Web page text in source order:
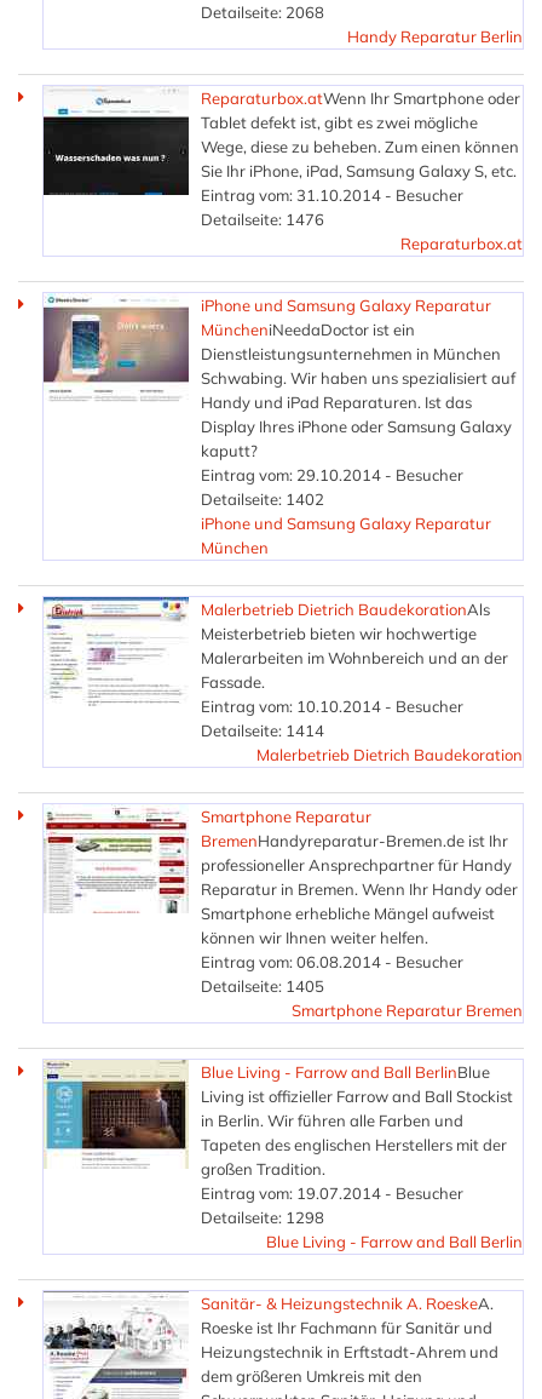
Detailseite: 2068
Handy Reparatur Berlin
Reparaturbox.atWenn Ihr Smartphone oder
Tablet defekt ist, gibt es zwei mögliche
Wege, diese zu beheben. Zum einen können
Sie Ihr iPhone, iPad, Samsung Galaxy S, etc.
Eintrag vom: 31.10.2014 - Besucher
Detailseite: 1476
Reparaturbox.at
iPhone und Samsung Galaxy Reparatur
MüncheniNeedaDoctor ist ein
Dienstleistungsunternehmen in München
Schwabing. Wir haben uns spezialisiert auf
Handy und iPad Reparaturen. Ist das
Display Ihres iPhone oder Samsung Galaxy
kaputt?
Eintrag vom: 29.10.2014 - Besucher
Detailseite: 1402
iPhone und Samsung Galaxy Reparatur
München
Malerbetrieb Dietrich BaudekorationAls
Meisterbetrieb bieten wir hochwertige
Malerarbeiten im Wohnbereich und an der
Fassade.
Eintrag vom: 10.10.2014 - Besucher
Detailseite: 1414
Malerbetrieb Dietrich Baudekoration
Smartphone Reparatur
BremenHandyreparatur-Bremen.de ist Ihr
professioneller Ansprechpartner für Handy
Reparatur in Bremen. Wenn Ihr Handy oder
Smartphone erhebliche Mängel aufweist
können wir Ihnen weiter helfen.
Eintrag vom: 06.08.2014 - Besucher
Detailseite: 1405
Smartphone Reparatur Bremen
Blue Living - Farrow and Ball BerlinBlue
Living ist offizieller Farrow and Ball Stockist
in Berlin. Wir führen alle Farben und
Tapeten des englischen Herstellers mit der
großen Tradition.
Eintrag vom: 19.07.2014 - Besucher
Detailseite: 1298
Blue Living - Farrow and Ball Berlin
Sanitär- & Heizungstechnik A. RoeskeA.
Roeske ist Ihr Fachmann für Sanitär und
Heizungstechnik in Erftstadt-Ahrem und
dem größeren Umkreis mit den